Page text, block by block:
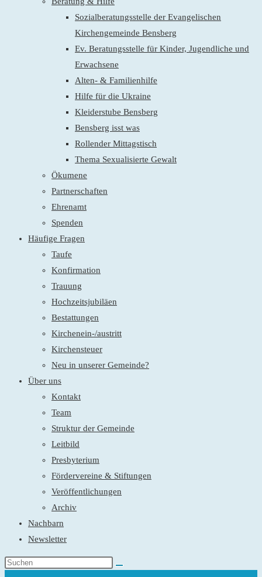
Sozialberatungsstelle der Evangelischen
Kirchengemeinde Bensberg
Ev. Beratungsstelle für Kinder, Jugendliche und
Erwachsene
Alten- & Familienhilfe
Hilfe für die Ukraine
Kleiderstube Bensberg
Bensberg isst was
Rollender Mittagstisch
Thema Sexualisierte Gewalt
Ökumene
Partnerschaften
Ehrenamt
Spenden
Häufige Fragen
Taufe
Konfirmation
Trauung
Hochzeitsjubiläen
Bestattungen
Kirchenein-/austritt
Kirchensteuer
Neu in unserer Gemeinde?
Über uns
Kontakt
Team
Struktur der Gemeinde
Leitbild
Presbyterium
Fördervereine & Stiftungen
Veröffentlichungen
Archiv
Nachbarn
Newsletter